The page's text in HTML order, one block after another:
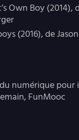
Own Boy (2014),
(2016), de
numérique
FunMooc